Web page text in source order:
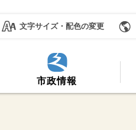
文字サイズ・配色の変更
市政情報